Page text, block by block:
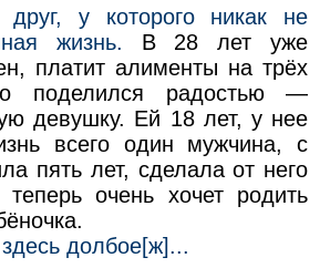
у которого никак не
жизнь. В 28 лет уже
платит алименты на трёх
поделился радостью —
девушку. Ей 18 лет, у нее
всего один мужчина, с
пять лет, сделала от него
очень хочет родить
долбое[ж]...